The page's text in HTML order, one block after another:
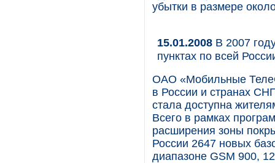
убытки в размере
15.01.2008 В 2007
пунктах по всей
ОАО «Мобильные
в России и странах
стала доступна
Всего в рамках
расширения зоны
России 2647 новых
диапазоне GSM 900,